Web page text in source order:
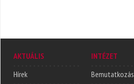
AKTUÁLIS
Hírek
INTÉZET
Bemutatkozás